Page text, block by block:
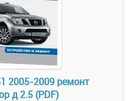
2005-2009 ремонт
д 2.5 (PDF)